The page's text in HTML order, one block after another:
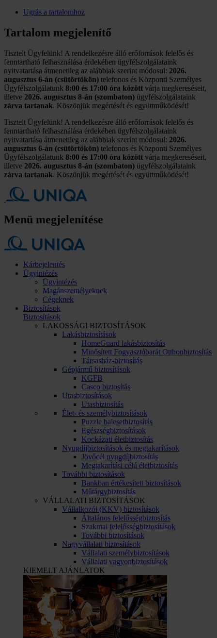
Ugrás a tartalomhoz
Tartalom megjelenítő
Tisztelt Ügyfelünk! A rendelkezésre álló erőforrások felelős és
fenntartható felhasználása érdekében ügyfélszolgálataink
nyitvatartása átmenetileg az alábbiak szerint módosul: 2026.
augusztus 6-án (csütörtökön) telefonos és Központi Személyes
Ügyfélszolgálatunk 8:00 és 17:00 óra között várja megkereséseit,
illetve 2026. augusztus 8-án (szombaton) ügyfélszolgálataink
zárva tartanak. Köszönjük megértését és együttműködését!
Tisztelt Ügyfelünk! A rendelkezésre álló erőforrások felelős és
fenntartható felhasználása érdekében ügyfélszolgálataink
nyitvatartása átmenetileg az alábbiak szerint módosul: 2026.
augusztus 6-án (csütörtökön) telefonos és Központi Személyes
Ügyfélszolgálatunk 8:00 és 17:00 óra között várja megkereséseit,
illetve 2026. augusztus 8-án (szombaton) ügyfélszolgálataink
zárva tartanak. Köszönjük megértését és együttműködését!
Menü megjelenítése
Kárbejelentés
Ügyintézés
Ügyintézés
Magánszemélyeknek
Cégeknek
Biztosítások
Biztosítások
LAKOSSÁGI BIZTOSÍTÁSOK
Lakásbiztosítások
HomeGuard lakásbiztosítás
Minősített Fogyasztóbarát Otthonbiztosítás
Társasház-biztosítás
Gépjármű biztosítások
KGFB
Casco biztosítás
Utasbiztosítások
Utasbiztosítás
Élet- és személybiztosítások
Puzzle balesetbiztosítás
Egészségbiztosítások
Kockázati életbiztosítás
Nyugdíjbiztosítások és megtakarítások
Jövőcél nyugdíjbiztosítás
Megtakarítási célú életbiztosítás
További biztosítások
Bankban értékesített biztosítások
Műtárgybiztosítás
VÁLLALATI BIZTOSÍTÁSOK
Vállalkozói (KKV) biztosítások
Általános felelősségbiztosítás
Szakmai felelősségbiztosítások
További biztosítások
Nagyvállalati biztosítások
Vállalati személybiztosítások
Vállalati vagyonbiztosítások
KIEMELT AJÁNLATOK